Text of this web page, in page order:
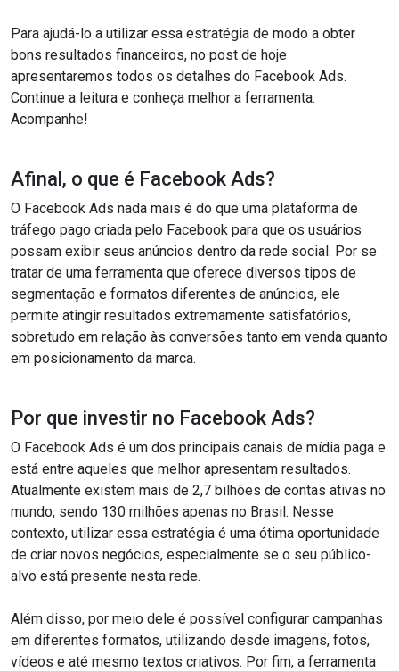
Para ajudá-lo a utilizar essa estratégia de modo a obter
bons resultados financeiros, no post de hoje
apresentaremos todos os detalhes do Facebook Ads.
Continue a leitura e conheça melhor a ferramenta.
Acompanhe!
Afinal, o que é Facebook Ads?
O Facebook Ads nada mais é do que uma plataforma de
tráfego pago criada pelo Facebook para que os usuários
possam exibir seus anúncios dentro da rede social. Por se
tratar de uma ferramenta que oferece diversos tipos de
segmentação e formatos diferentes de anúncios, ele
permite atingir resultados extremamente satisfatórios,
sobretudo em relação às conversões tanto em venda quanto
em posicionamento da marca.
Por que investir no Facebook Ads?
O Facebook Ads é um dos principais canais de mídia paga e
está entre aqueles que melhor apresentam resultados.
Atualmente existem mais de 2,7 bilhões de contas ativas no
mundo, sendo 130 milhões apenas no Brasil. Nesse
contexto, utilizar essa estratégia é uma ótima oportunidade
de criar novos negócios, especialmente se o seu público-
alvo está presente nesta rede.
Além disso, por meio dele é possível configurar campanhas
em diferentes formatos, utilizando desde imagens, fotos,
vídeos e até mesmo textos criativos. Por fim, a ferramenta